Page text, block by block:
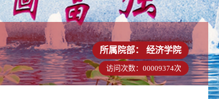
所属院部： 经济学院
访问次数： 00009374次